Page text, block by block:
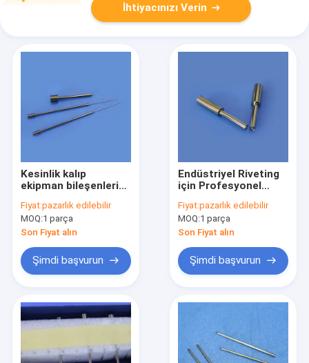
İhtiyacınızı Verin
Kesinlik kalıp
ekipman bileşenleri
ekleme çubukları
Fiyat:pazarlık edilebilir
MOQ:1 parça
Son Fiyat alın
Şimdi başvurun
Endüstriyel Riveting
için Profesyonel
Karbür Punch Pin
Fiyat:pazarlık edilebilir
MOQ:1 parça
Son Fiyat alın
Şimdi başvurun